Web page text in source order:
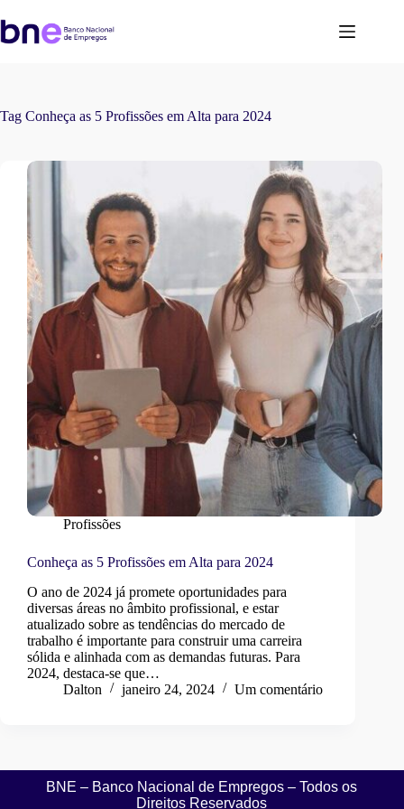
Tag Conheça as 5 Profissões em Alta para 2024
Profissões
Conheça as 5 Profissões em Alta para 2024
O ano de 2024 já promete oportunidades para
diversas áreas no âmbito profissional, e estar
atualizado sobre as tendências do mercado de
trabalho é importante para construir uma carreira
sólida e alinhada com as demandas futuras. Para
2024, destaca-se que…
Dalton
janeiro 24, 2024 Um comentário
BNE – Banco Nacional de Empregos – Todos os
Direitos Reservados